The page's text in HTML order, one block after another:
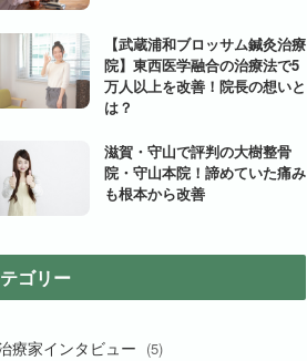
【武蔵浦和ブロッサム鍼灸治療
院】東西医学融合の治療法で5
万人以上を改善！院長の想いと
は？
滋賀・守山で評判の大樹整骨
院・守山本院！諦めていた痛み
も根本から改善
ゴリー
療家インタビュー (5)